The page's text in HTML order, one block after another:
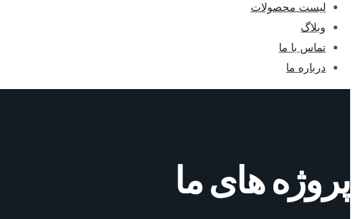
لیست محصولات
وبلاگ
تماس با ما
درباره ما
پروژه های ما